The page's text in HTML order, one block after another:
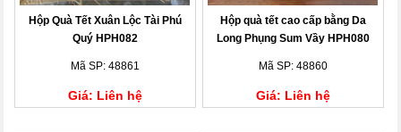
Hộp Quà Tết Xuân Lộc Tài Phú
Quý HPH082
Mã SP: 48861
Giá: Liên hệ
Hộp quà tết cao cấp bằng Da
Long Phụng Sum Vầy HPH080
Mã SP: 48860
Giá: Liên hệ